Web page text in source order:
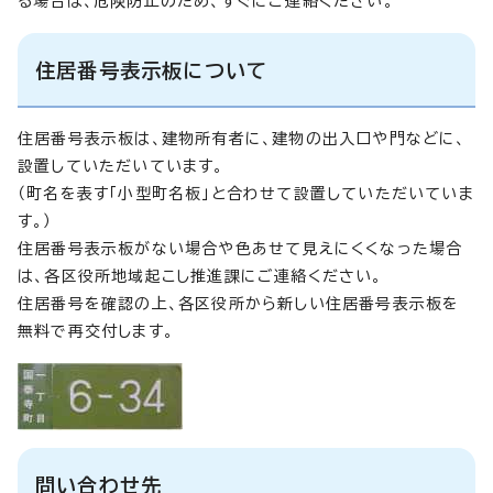
住居番号表示板について
住居番号表示板は、建物所有者に、建物の出入口や門などに、
設置していただいています。
（町名を表す「小型町名板」と合わせて設置していただいていま
す。）
住居番号表示板がない場合や色あせて見えにくくなった場合
は、各区役所地域起こし推進課にご連絡ください。
住居番号を確認の上、各区役所から新しい住居番号表示板を
無料で再交付します。
問い合わせ先